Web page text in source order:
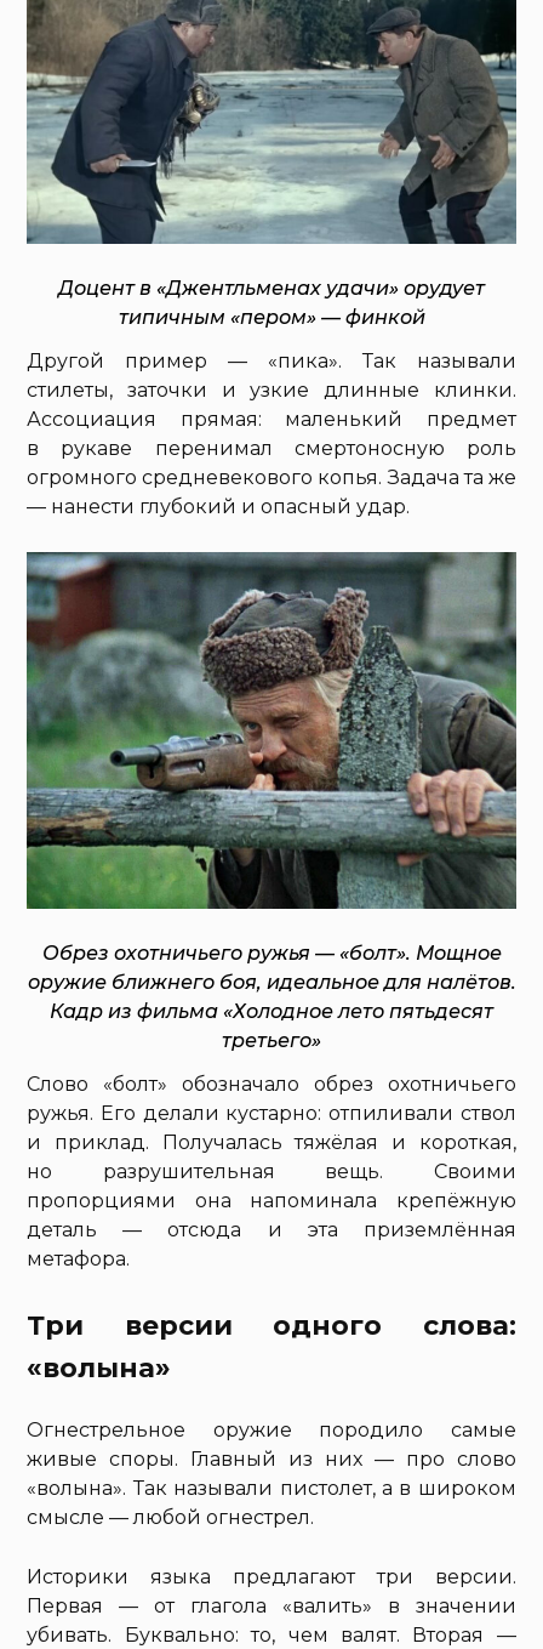
Доцент в «Джентльменах удачи» орудует
типичным «пером» — финкой
Другой пример — «пика». Так называли
стилеты, заточки и узкие длинные клинки.
Ассоциация прямая: маленький предмет
в рукаве перенимал смертоносную роль
огромного средневекового копья. Задача та же
— нанести глубокий и опасный удар.
Обрез охотничьего ружья — «болт». Мощное
оружие ближнего боя, идеальное для налётов.
Кадр из фильма «Холодное лето пятьдесят
третьего»
Слово «болт» обозначало обрез охотничьего
ружья. Его делали кустарно: отпиливали ствол
и приклад. Получалась тяжёлая и короткая,
но разрушительная вещь. Своими
пропорциями она напоминала крепёжную
деталь — отсюда и эта приземлённая
метафора.
Три версии одного слова:
«волына»
Огнестрельное оружие породило самые
живые споры. Главный из них — про слово
«волына». Так называли пистолет, а в широком
смысле — любой огнестрел.
Историки языка предлагают три версии.
Первая — от глагола «валить» в значении
убивать. Буквально: то, чем валят. Вторая —